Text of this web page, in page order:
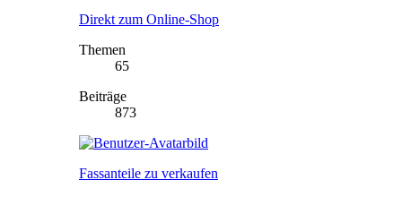
Direkt zum Online-Shop
Themen
65
Beiträge
873
Fassanteile zu verkaufen